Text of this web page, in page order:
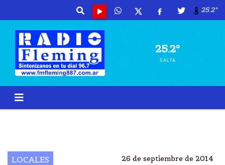
25.2º
25.2º
SALTA
LOCALES 26 de septiembre de 2014